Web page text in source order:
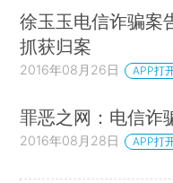
徐玉玉电信诈骗案
抓获归案
2016年08月26日 APP打
罪恶之网：电信诈
2016年08月28日 APP打